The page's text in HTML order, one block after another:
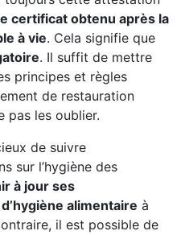
certificat obtenu après la
à vie. Cela signifie que
. Il suffit de mettre
principes et règles
de restauration
pas les oublier.
de suivre
sur l’hygiène des
à jour ses
alimentaire à
il est possible de